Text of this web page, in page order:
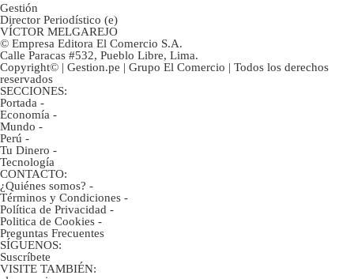
Gestión
Director Periodístico (e)
VÍCTOR MELGAREJO
© Empresa Editora El Comercio S.A.
Calle Paracas #532, Pueblo Libre, Lima.
Copyright© | Gestion.pe | Grupo El Comercio | Todos los derechos
reservados
SECCIONES:
Portada -
Economía -
Mundo -
Perú -
Tu Dinero -
Tecnología
CONTACTO:
¿Quiénes somos? -
Términos y Condiciones -
Política de Privacidad -
Politica de Cookies -
Preguntas Frecuentes
SÍGUENOS:
Suscríbete
VISITE TAMBIÉN: